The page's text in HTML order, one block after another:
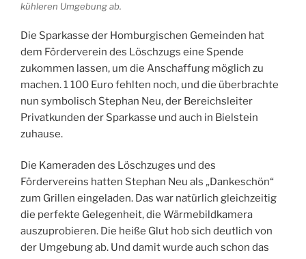
kühleren Umgebung ab.
Die Sparkasse der Homburgischen Gemeinden hat
dem Förderverein des Löschzugs eine Spende
zukommen lassen, um die Anschaffung möglich zu
machen. 1 100 Euro fehlten noch, und die überbrachte
nun symbolisch Stephan Neu, der Bereichsleiter
Privatkunden der Sparkasse und auch in Bielstein
zuhause.
Die Kameraden des Löschzuges und des
Fördervereins hatten Stephan Neu als „Dankeschön“
zum Grillen eingeladen. Das war natürlich gleichzeitig
die perfekte Gelegenheit, die Wärmebildkamera
auszuprobieren. Die heiße Glut hob sich deutlich von
der Umgebung ab. Und damit wurde auch schon das